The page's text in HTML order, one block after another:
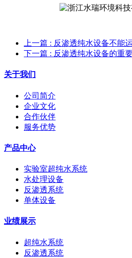
上一篇 : 反渗透纯水设备不能
下一篇 : 反渗透纯水设备的重
关于我们
公司简介
企业文化
合作伙伴
服务优势
产品中心
实验室超纯水系统
水处理设备
反渗透系统
单体设备
业绩展示
超纯水系统
反渗透系统